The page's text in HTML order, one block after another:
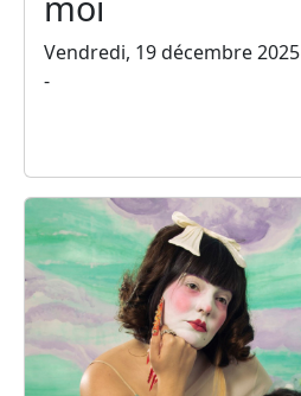
Vendredi, 19 décembre 2025
-